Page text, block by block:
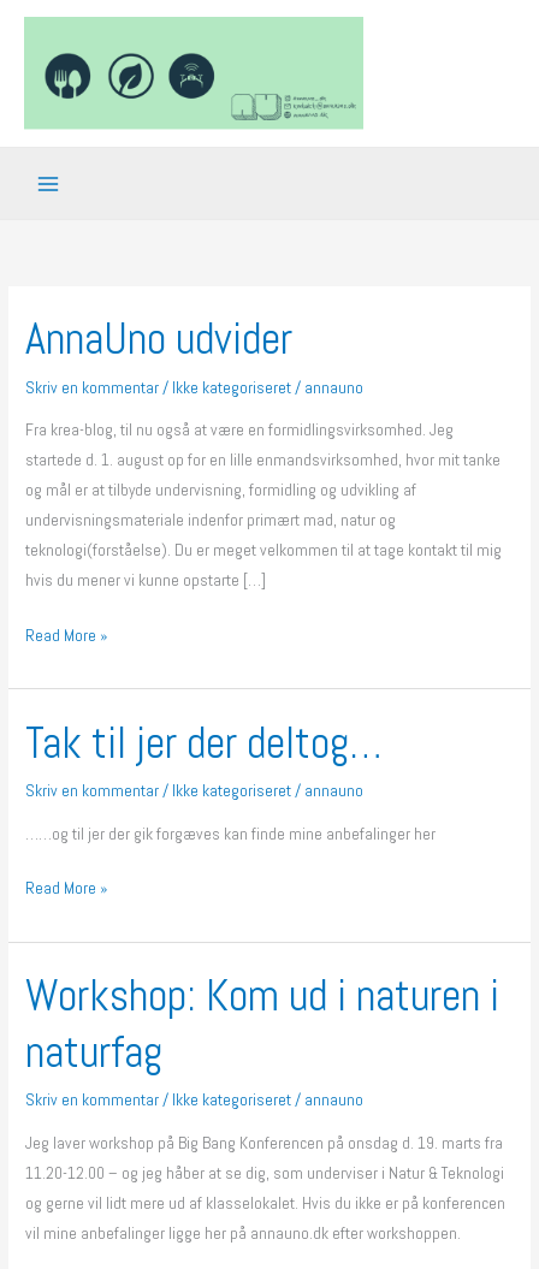
indholdet
AnnaUno udvider
Skriv en kommentar/ Ikke kategoriseret/ annauno
Fra krea-blog, til nu også at være en formidlingsvirksomhed. Jeg
startede d. 1. august op for en lille enmandsvirksomhed, hvor mit tanke
og mål er at tilbyde undervisning, formidling og udvikling af
undervisningsmateriale indenfor primært mad, natur og
teknologi(forståelse). Du er meget velkommen til at tage kontakt til mig
hvis du mener vi kunne opstarte […]
AnnaUno
udvider
Read More »
Tak til jer der deltog…
Skriv en kommentar/ Ikke kategoriseret/ annauno
……og til jer der gik forgæves kan finde mine anbefalinger her
Tak
til
jer
deltog…
Read More »
Workshop: Kom ud i naturen i
naturfag
Skriv en kommentar/ Ikke kategoriseret/ annauno
Jeg laver workshop på Big Bang Konferencen på onsdag d. 19. marts fra
11.20-12.00 – og jeg håber at se dig, som underviser i Natur & Teknologi
og gerne vil lidt mere ud af klasselokalet. Hvis du ikke er på konferencen
vil mine anbefalinger ligge her på annauno.dk efter workshoppen.
Workshop:
Kom
ud
i
naturen